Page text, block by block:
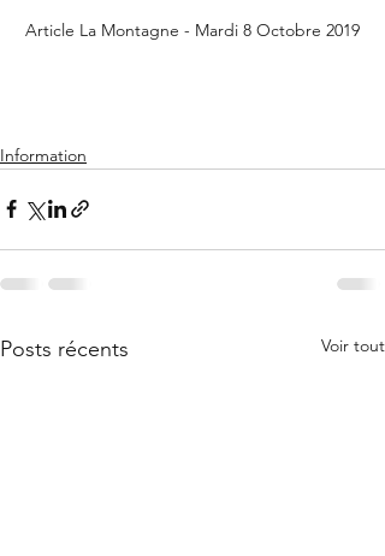
Article La Montagne - Mardi 8 Octobre 2019
Information
Posts récents Voir tout